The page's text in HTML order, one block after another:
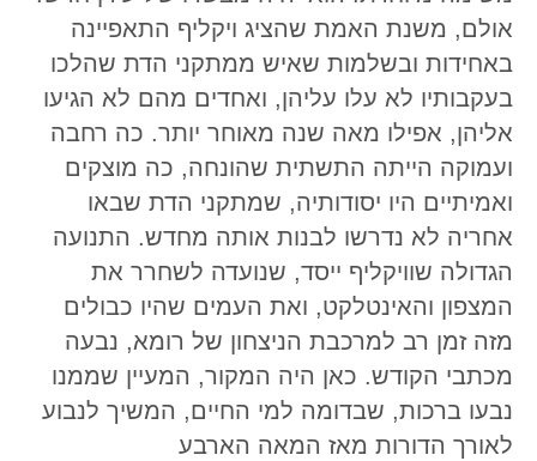
אולם, משנת האמת שהציג ויקליף התאפיינה
באחידות ובשלמות שאיש ממתקני הדת שהלכו
בעקבותיו לא עלו עליהן, ואחדים מהם לא הגיעו
אליהן, אפילו מאה שנה מאוחר יותר. כה רחבה
ועמוקה הייתה התשתית שהונחה, כה מוצקים
ואמיתיים היו יסודותיה, שמתקני הדת שבאו
אחריה לא נדרשו לבנות אותה מחדש. התנועה
הגדולה שוויקליף ייסד, שנועדה לשחרר את
המצפון והאינטלקט, ואת העמים שהיו כבולים
מזה זמן רב למרכבת הניצחון של רומא, נבעה
מכתבי הקודש. כאן היה המקור, המעיין שממנו
נבעו ברכות, שבדומה למי החיים, המשיך לנבוע
לאורך הדורות מאז המאה הארבע